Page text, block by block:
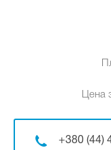
Цена
+380 (44)